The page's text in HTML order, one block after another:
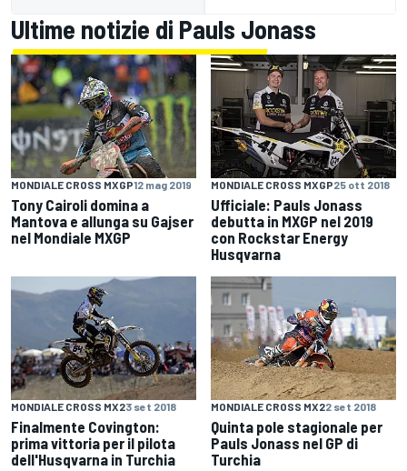
Ultime notizie di Pauls Jonass
MONDIALE CROSS MXGP12 mag 2019
Tony Cairoli domina a
Mantova e allunga su Gajser
nel Mondiale MXGP
MONDIALE CROSS MXGP25 ott 2018
Ufficiale: Pauls Jonass
debutta in MXGP nel 2019
con Rockstar Energy
Husqvarna
MONDIALE CROSS MX23 set 2018
Finalmente Covington:
prima vittoria per il pilota
dell'Husqvarna in Turchia
MONDIALE CROSS MX22 set 2018
Quinta pole stagionale per
Pauls Jonass nel GP di
Turchia